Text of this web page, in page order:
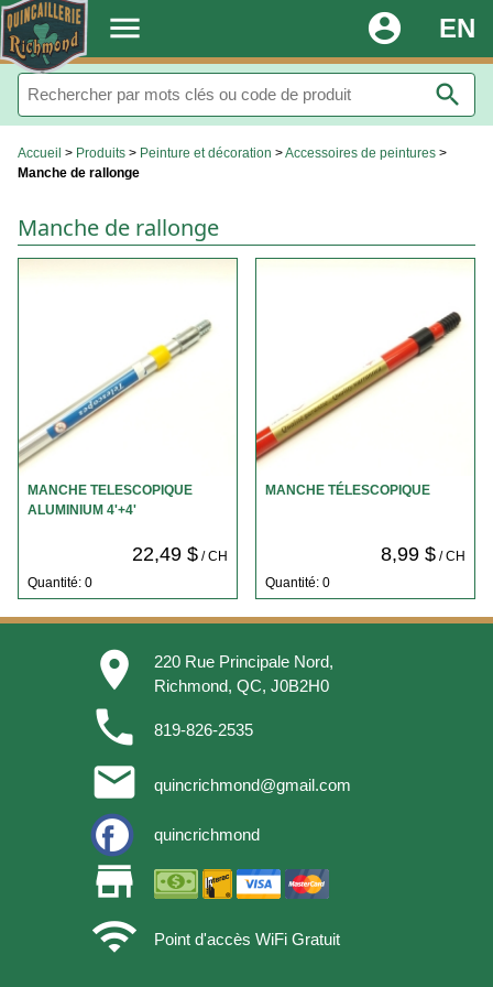
. menu EN
account_circle
search
Accueil > Produits > Peinture et décoration >Accessoires de peintures >
Manche de rallonge
Manche de rallonge
MANCHE TELESCOPIQUE
ALUMINIUM 4'+4'
22,49 $/ CH
Quantité: 0
MANCHE TÉLESCOPIQUE
8,99 $/ CH
Quantité: 0
place
220 Rue Principale Nord,
Richmond, QC, J0B2H0
phone 819-826-2535
email quincrichmond@gmail.com
quincrichmond
store
wifi
Point d'accès WiFi Gratuit